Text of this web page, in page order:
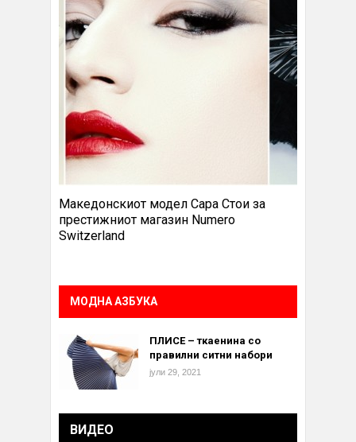
Македонскиот модел Сара Стои за
престижниот магазин Numero
Switzerland
МОДНА АЗБУКА
ПЛИСЕ – ткаенина со
правилни ситни набори
јули 29, 2021
ВИДЕО